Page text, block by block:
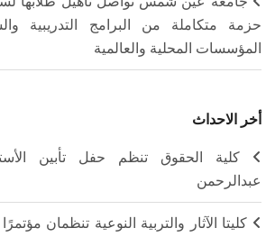
حزمة متكاملة من البرامج التدريبية
المؤسسات المحلية والعالمية
أخر الاحداث
كلية الحقوق تنظم حفل تأبين
عبدالرحمن
كليتا الآثار والتربية النوعية تنظمان